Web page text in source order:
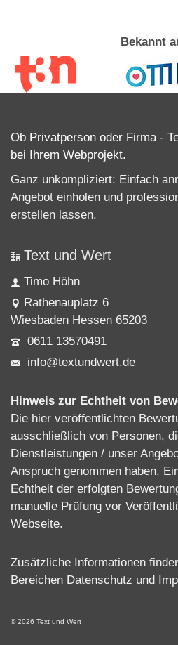
Bekannt
Ob Privatperson oder Firma -
bei Ihrem Webprojekt.
Ganz unkompliziert: Einfach
Angebot einholen und
erstellen lassen.
Text und Wert
Timo Höhn
Rathenauplatz 6
Wiesbaden Hessen 65203
0611 13570491
info@textundwert.de
Hinweis zur Echtheit von
Die hier veröffentlichten
ausschließlich von Personen,
Dienstleistungen / unser
Anspruch genommen haben.
Echtheit der erfolgten
manuelle Prüfung vor
Webseite.
Zusätzliche Informationen
Bereichen Datenschutz und
© 2026 Text und Wert